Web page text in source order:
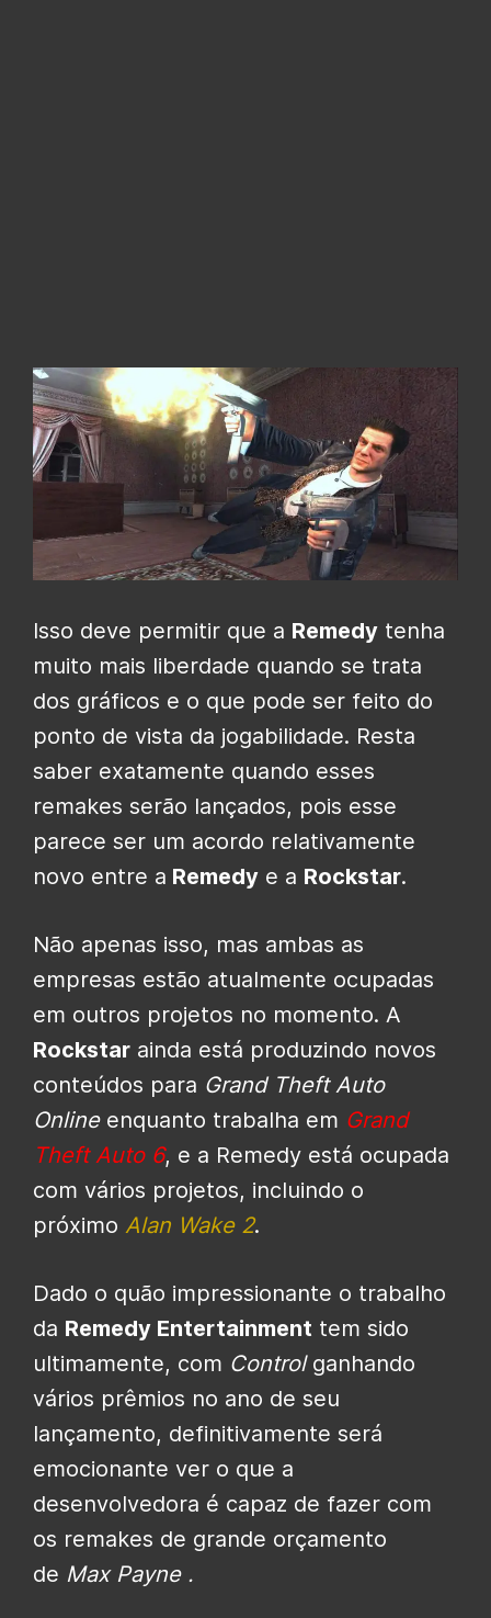
Isso deve permitir que a Remedy tenha
muito mais liberdade quando se trata
dos gráficos e o que pode ser feito do
ponto de vista da jogabilidade. Resta
saber exatamente quando esses
remakes serão lançados, pois esse
parece ser um acordo relativamente
novo entre a Remedy e a Rockstar.
Não apenas isso, mas ambas as
empresas estão atualmente ocupadas
em outros projetos no momento. A
Rockstar ainda está produzindo novos
conteúdos para Grand Theft Auto
Onlineenquanto trabalha em Grand
Theft Auto 6, e a Remedy está ocupada
com vários projetos, incluindo o
próximo Alan Wake 2.
Dado o quão impressionante o trabalho
da Remedy Entertainment tem sido
ultimamente, com Controlganhando
vários prêmios no ano de seu
lançamento, definitivamente será
emocionante ver o que a
desenvolvedora é capaz de fazer com
os remakes de grande orçamento
de Max Payne .